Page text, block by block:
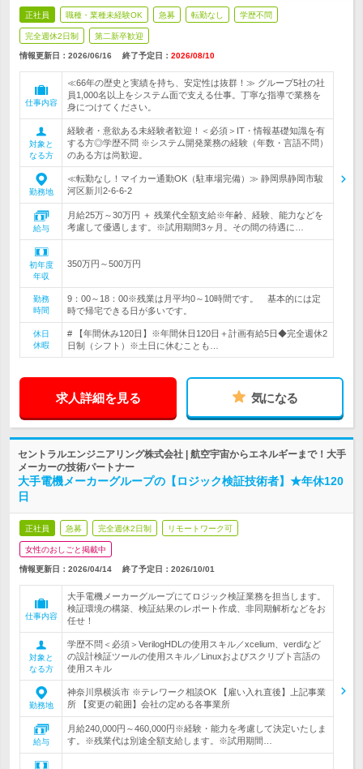
正社員 職種・業種未経験OK 急募 転勤なし 学歴不問
完全週休2日制 第二新卒歓迎
情報更新日：2026/06/16 終了予定日： 2026/08/10
仕事内容
≪66年の歴史と実績を持ち、安定性は抜群！≫ グループ5社の社
員1,000名以上をシステム面で支える仕事。丁寧な指導で業務を
身につけてください。
対象と
なる方
経験者・意欲ある未経験者歓迎！＜必須＞IT・情報基礎知識を有
する方◎学歴不問 ※システム開発業務の経験（年数・言語不問）
のある方は尚歓迎。
勤務地
≪転勤なし！マイカー通勤OK（駐車場完備）≫ 静岡県静岡市駿
河区新川2-6-6-2
給与
月給25万～30万円 ＋ 残業代全額支給※年齢、経験、能力などを
考慮して優遇します。※試用期間3ヶ月。その間の待遇に…
初年度
年収
350万円～500万円
勤務
時間
9：00～18：00※残業は月平均0～10時間です。 基本的には定
時で帰宅できる日が多いです。
休日
休暇
# 【年間休み120日】※年間休日120日＋計画有給5日◆完全週休2
日制（シフト）※土日に休むことも…
求人詳細を見る 気になる
セントラルエンジニアリング株式会社 | 航空宇宙からエネルギーまで！大手
メーカーの技術パートナー
大手電機メーカーグループの【ロジック検証技術者】★年休120
日
正社員 急募 完全週休2日制 リモートワーク可
女性のおしごと掲載中
情報更新日：2026/04/14 終了予定日： 2026/10/01
仕事内容
大手電機メーカーグループにてロジック検証業務を担当します。
検証環境の構築、検証結果のレポート作成、非同期解析などをお
任せ！
対象と
なる方
学歴不問＜必須＞VerilogHDLの使用スキル／xcelium、verdiなど
の設計検証ツールの使用スキル／Linuxおよびスクリプト言語の
使用スキル
勤務地
神奈川県横浜市 ※テレワーク相談OK 【雇い入れ直後】上記事業
所 【変更の範囲】会社の定める各事業所
給与
月給240,000円～460,000円※経験・能力を考慮して決定いたしま
す。※残業代は別途全額支給します。※試用期間…